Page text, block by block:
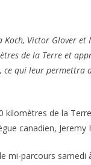
Victor Glover et
de la Terre et
ce qui leur permettra
kilomètres de la
canadien,
mi-parcours samedi